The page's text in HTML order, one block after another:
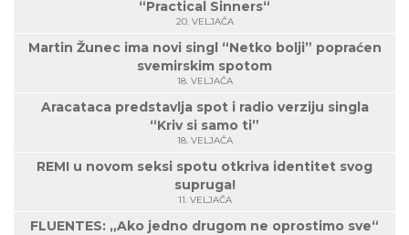
“Practical Sinners“
20. VELJAČA
Martin Žunec ima novi singl “Netko bolji” popraćen
svemirskim spotom
18. VELJAČA
Aracataca predstavlja spot i radio verziju singla
“Kriv si samo ti”
18. VELJAČA
REMI u novom seksi spotu otkriva identitet svog
supruga!
11. VELJAČA
FLUENTES: „Ako jedno drugom ne oprostimo sve“